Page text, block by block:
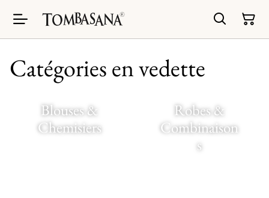
Catégories en vedette
Blouses &
Chemisiers
Robes &
Combinaison
s